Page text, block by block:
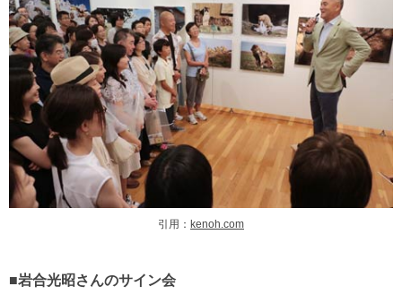
引用： kenoh.com
■岩合光昭さんのサイン会